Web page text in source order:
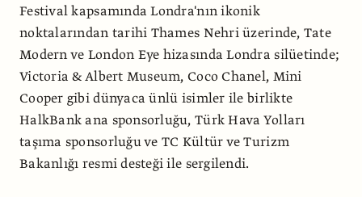
Festival kapsamında Londra'nın ikonik
noktalarından tarihi Thames Nehri üzerinde, Tate
Modern ve London Eye hizasında Londra silüetinde;
Victoria & Albert Museum, Coco Chanel, Mini
Cooper gibi dünyaca ünlü isimler ile birlikte
HalkBank ana sponsorluğu, Türk Hava Yolları
taşıma sponsorluğu ve TC Kültür ve Turizm
Bakanlığı resmi desteği ile sergilendi.